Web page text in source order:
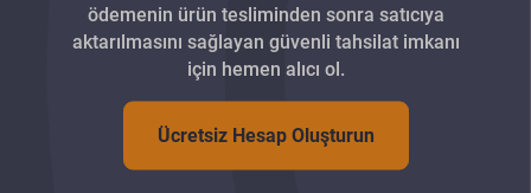
ödemenin ürün tesliminden sonra satıcıya
aktarılmasını sağlayan güvenli tahsilat imkanı
için hemen alıcı ol.
Ücretsiz Hesap Oluşturun